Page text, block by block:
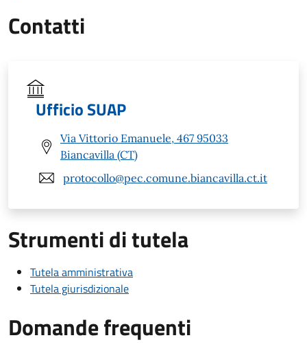
Contatti
Ufficio SUAP
Via Vittorio Emanuele, 467 95033
Biancavilla (CT)
protocollo@pec.comune.biancavilla.ct.it
Strumenti di tutela
Tutela amministrativa
Tutela giurisdizionale
Domande frequenti